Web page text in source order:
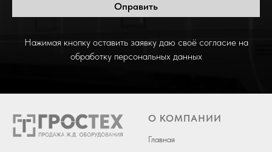
Оправить
Нажимая кнопку оставить заявку даю своё согласие на
обработку персональных данных
О КОМПАНИИ
Главная